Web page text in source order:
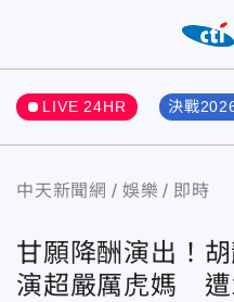
LIVE 24HR 決戰
中天新聞網 娛樂 即時
甘願降酬演出！
演超嚴厲虎媽 遭